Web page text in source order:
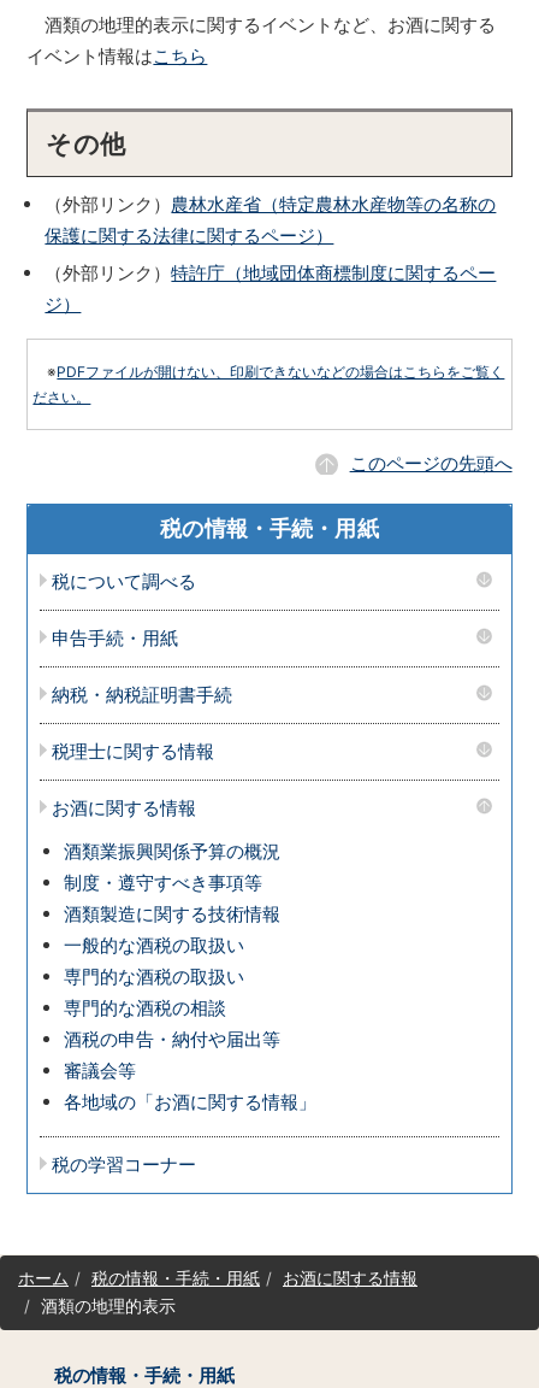
酒類の地理的表示に関するイベントなど、お酒に関する
イベント情報はこちら
その他
（外部リンク） 農林水産省（特定農林水産物等の名称の
保護に関する法律に関するページ）
（外部リンク）特許庁（地域団体商標制度に関するペー
ジ）
※PDFファイルが開けない、印刷できないなどの場合はこちらをご覧く
ださい。
このページの先頭へ
税の情報・手続・用紙
税について調べる
申告手続・用紙
納税・納税証明書手続
税理士に関する情報
お酒に関する情報
酒類業振興関係予算の概況
制度・遵守すべき事項等
酒類製造に関する技術情報
一般的な酒税の取扱い
専門的な酒税の取扱い
専門的な酒税の相談
酒税の申告・納付や届出等
審議会等
各地域の「お酒に関する情報」
税の学習コーナー
サ
イホーム 税の情報・手続・用紙
お酒に関する情報
酒類の地理的表示
税の情報・手続・用紙